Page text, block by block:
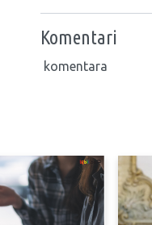
Komentari
komentara